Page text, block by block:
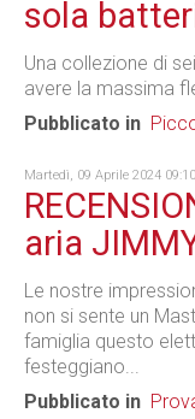
sola
Una collezione di
avere la massima
Pubblicato in
Martedì, 09 Aprile 2024 09:10
aria
Le nostre
non si sente un
famiglia questo
festeggiano...
Pubblicato in